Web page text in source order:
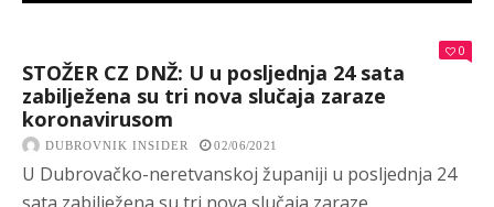
0
STOŽER CZ DNŽ: U u posljednja 24 sata
zabilježena su tri nova slučaja zaraze
koronavirusom
DUBROVNIK INSIDER 02/06/2021
U Dubrovačko-neretvanskoj županiji u posljednja 24